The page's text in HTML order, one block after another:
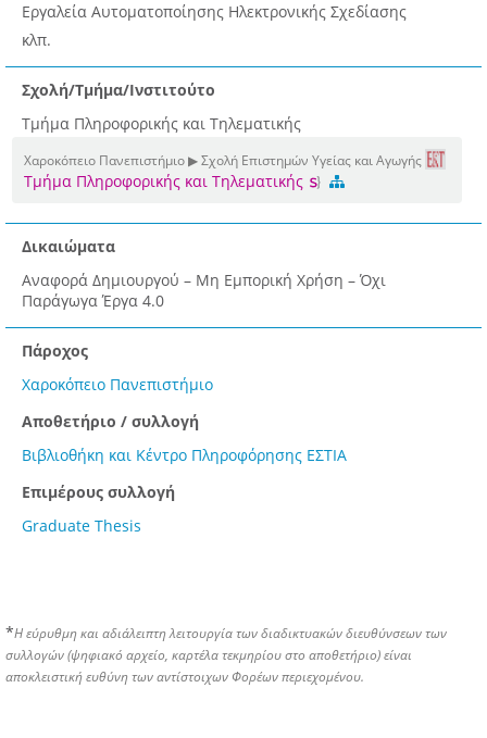
Εργαλεία Αυτοματοποίησης Ηλεκτρονικής Σχεδίασης
κλπ.
Σχολή/Τμήμα/Ινστιτούτο
Τμήμα Πληροφορικής και Τηλεματικής
Χαροκόπειο Πανεπιστήμιο ▶ Σχολή Επιστημών Υγείας και Αγωγής
Τμήμα Πληροφορικής και Τηλεματικής
Δικαιώματα
Αναφορά Δημιουργού – Μη Εμπορική Χρήση – Όχι
Παράγωγα Έργα 4.0
Πάροχος
Χαροκόπειο Πανεπιστήμιο
Αποθετήριο / συλλογή
Βιβλιοθήκη και Κέντρο Πληροφόρησης ΕΣΤΙΑ
Επιμέρους συλλογή
Graduate Thesis
*Η εύρυθμη και αδιάλειπτη λειτουργία των διαδικτυακών διευθύνσεων των
συλλογών (ψηφιακό αρχείο, καρτέλα τεκμηρίου στο αποθετήριο) είναι
αποκλειστική ευθύνη των αντίστοιχων Φορέων περιεχομένου.